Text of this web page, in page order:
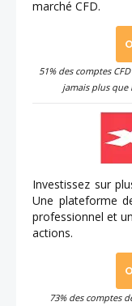
marché CFD.
51% des comptes
jamais plus
Investissez sur
Une plateforme
professionnel et
actions.
73% des comptes